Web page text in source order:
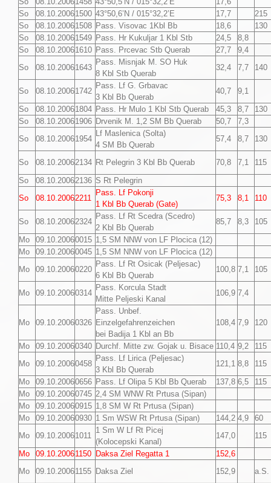
So
08.10.20061500 43°50,6’N / 015°32,2’E 17,7
215
So
08.10.20061508 Pass. Visovac 1Kbl Bb 18,6
130
So
08.10.20061549 Pass. Hr Kukuljar 1 Kbl Stb 24,5
8,8
So
08.10.20061610 Pass. Prcevac Stb Querab 27,7
9,4
So
08.10.20061643
Pass. Misnjak M. SO Huk
8 Kbl Stb Querab
32,4 7,7 140
So 08.10.20061742
Pass. Lf G. Grbavac
3 Kbl Bb Querab
40,7
9,1
So
08.10.20061804 Pass. Hr Mulo 1 Kbl Stb Querab 45,3 8,7
130
So
08.10.20061906 Drvenik M. 1,2 SM Bb Querab 50,7
7,3
So
08.10.20061954
Lf Maslenica (Solta)
4 SM Bb Querab
57,4 8,7 130
So 08.10.20062134 Rt Pelegrin 3 Kbl Bb Querab 70,8 7,1
115
So
08.10.20062136 S Rt Pelegrin
So
08.10.20062211
Pass. Lf Pokonji
1 Kbl Bb Querab (Gate)
75,3 8,1 110
So 08.10.20062324
Pass. Lf Rt Scedra (Scedro)
2 Kbl Bb Querab
85,7 8,3
105
Mo
09.10.20060015 1,5 SM NNW von LF Plocica (12)
Mo
09.10.20060045 1,5 SM NNW von LF Plocica (12)
Mo
09.10.20060220
Pass. Lf Rt Osicak (Peljesac)
6 Kbl Bb Querab
100,8 7,1 105
Mo 09.10.20060314
Pass. Korcula Stadt
Mitte Peljeski Kanal
106,9 7,4
Mo 09.10.20060326
Pass. Unbef.
Einzelgefahrenzeichen
bei Badija 1 Kbl an Bb
108,4 7,9 120
Mo 09.10.20060340 Durchf. Mitte zw. Gojak u. Bisace 110,4 9,2
115
Mo
09.10.20060458
Pass. Lf Lirica (Peljesac)
3 Kbl Bb Querab
121,1 8,8
115
Mo
09.10.20060656 Pass. Lf Olipa 5 Kbl Bb Querab 137,8 6,5
115
Mo
09.10.20060745 2,4 SM WNW Rt Prtusa (Sipan)
Mo
09.10.20060915 1,8 SM W Rt Prtusa (Sipan)
Mo
09.10.20060930 1 Sm WSW Rt Prtusa (Sipan) 144,2 4,9
60
Mo
09.10.20061011
1 Sm W Lf Rt Picej
(Kolocepski Kanal)
147,0
115
Mo
09.10.20061150 Daksa Ziel Regatta 1
152,6
Mo
09.10.20061155 Daksa Ziel 152,9
a.S.